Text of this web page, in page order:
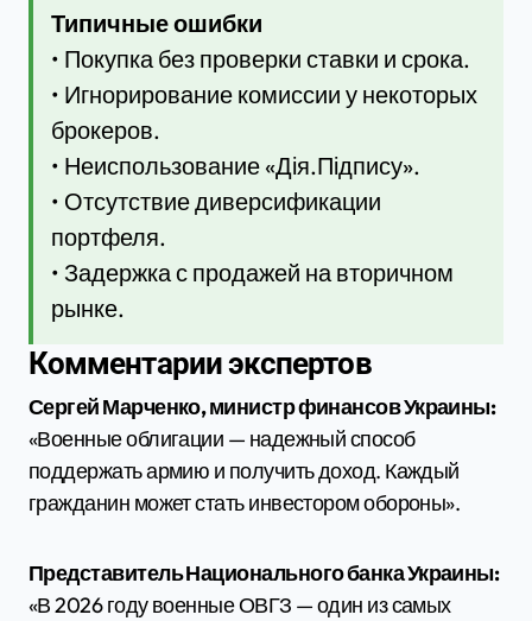
Типичные ошибки
• Покупка без проверки ставки и срока.
• Игнорирование комиссии у некоторых
брокеров.
• Неиспользование «Дія.Підпису».
• Отсутствие диверсификации
портфеля.
• Задержка с продажей на вторичном
рынке.
Комментарии экспертов
Сергей Марченко, министр финансов Украины:
«Военные облигации — надежный способ
поддержать армию и получить доход. Каждый
гражданин может стать инвестором обороны».
Представитель Национального банка Украины:
«В 2026 году военные ОВГЗ — один из самых